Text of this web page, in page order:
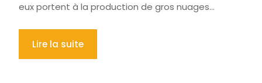
eux portent à la production de gros nuages…
Lire la suite